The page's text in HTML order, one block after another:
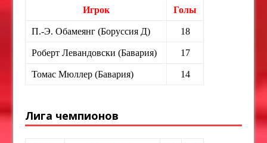
Игрок Голы
П.-Э. Обамеянг (Боруссия Д) 18
Роберт Левандовски (Бавария) 17
Томас Мюллер (Бавария) 14
Лига чемпионов